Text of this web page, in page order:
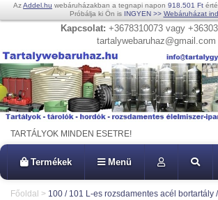
AzAddel.hu webáruházakban a tegnapi napon 918.501 Ft
Próbálja ki Ön is INGYEN >> Webáruházat
Kapcsolat: +3678310073 vagy
tartalywebaruhaz@gmail.com
TARTÁLYOK MINDEN ESETRE!
Termékek Menü
Főoldal > 100 / 101 L-es rozsdamentes acél bortartály /